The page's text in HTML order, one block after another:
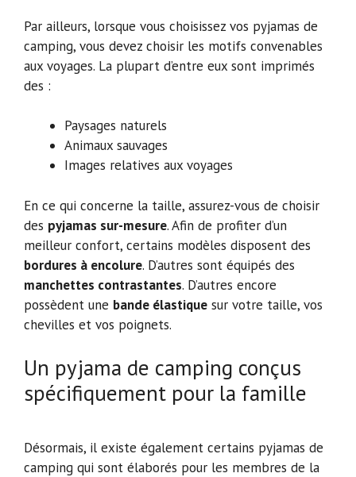
Par ailleurs, lorsque vous choisissez vos pyjamas de
camping, vous devez choisir les motifs convenables
aux voyages. La plupart d’entre eux sont imprimés
des :
Paysages naturels
Animaux sauvages
Images relatives aux voyages
En ce qui concerne la taille, assurez-vous de choisir
des pyjamas sur-mesure. Afin de profiter d’un
meilleur confort, certains modèles disposent des
bordures à encolure. D’autres sont équipés des
manchettes contrastantes. D’autres encore
possèdent une bande élastique sur votre taille, vos
chevilles et vos poignets.
Un pyjama de camping conçus
spécifiquement pour la famille
Désormais, il existe également certains pyjamas de
camping qui sont élaborés pour les membres de la